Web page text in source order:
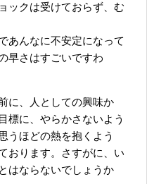
ックは受けておらず、む
あんなに不安定になって
早さはすごいですわ
に、人としての興味か
標に、やらかさないよう
うほどの熱を抱くよう
おります。さすがに、い
はならないでしょうか